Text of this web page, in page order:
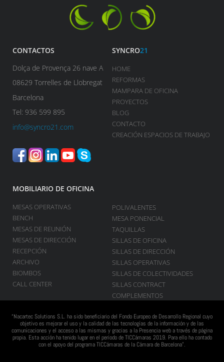
CONTACTOS
Dolça de Provença 26 nave A
08629 Torrelles de Llobregat
Barcelona
Tel: 936 599 895
info@syncro21.com
SYNCRO21
HOME
REFORMAS
MAMPARA DE OFICINA
PROYECTOS
BLOG
CONTACTO
CREACIÓN ESPACIOS DE TRABAJO
MOBILIARIO DE OFICINA
MESAS OPERATIVAS
BENCH
MESAS DE REUNIÓN
MESAS DE DIRECCIÓN
RECEPCIÓN
ARCHIVO
BIOMBOS
CALL CENTER
POLIVALENTES
MESA PONENCIAL
TAQUILLAS
SILLAS DE OFICINA
SILLAS DE DIRECCIÓN
SILLAS OPERATIVAS
SILLAS DE COLECTIVIDADES
SILLAS CONTRACT
COMPLEMENTOS
“Nacartec Solutions S.L. ha sido beneficiario del Fondo Europeo de Desarrollo Regional cuyo
objetivo es mejorar el uso y la calidad de las tecnologías de la información y de las
comunicaciones y el acceso a las mismas y gracias a la Presencia web a través de página
propia. Esta acción ha tenido lugar en el periodo de TICCámaras 2019. Para ello ha contado
con el apoyo del programa TICCámaras de la Cámara de Barcelona”.